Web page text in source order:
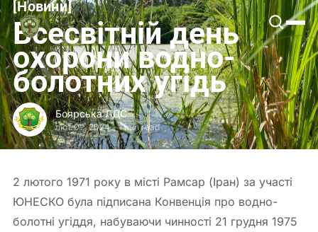
[Новини[
Всесвітній день
охорони водно-
болотних угідь
Боярська ЛДС
лют 02, 2024-1 min read
2 лютого 1971 року в місті Рамсар (Іран) за участі
ЮНЕСКО була підписана Конвенція про водно-
болотні угіддя, набуваючи чинності 21 грудня 1975